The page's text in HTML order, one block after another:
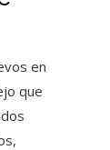
en
que